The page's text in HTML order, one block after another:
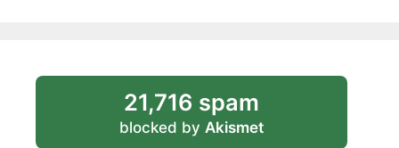
21,716 spam
blocked by Akismet